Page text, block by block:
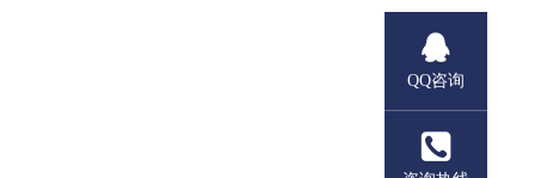
QQ咨询